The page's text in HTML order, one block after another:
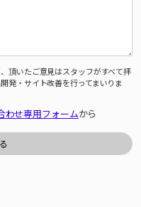
頂いたご意見はスタッフがすべて拝
発・サイト改善を行ってまいりま
わせ専用フォームから